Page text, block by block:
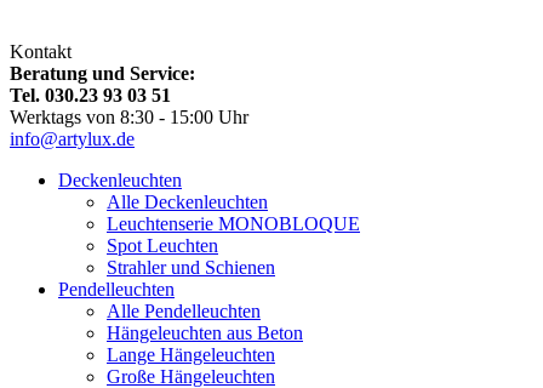
Kontakt
Beratung und Service:
Tel. 030.23 93 03 51
Werktags von 8:30 - 15:00 Uhr
info@artylux.de
Deckenleuchten
Alle Deckenleuchten
Leuchtenserie MONOBLOQUE
Spot Leuchten
Strahler und Schienen
Pendelleuchten
Alle Pendelleuchten
Hängeleuchten aus Beton
Lange Hängeleuchten
Große Hängeleuchten